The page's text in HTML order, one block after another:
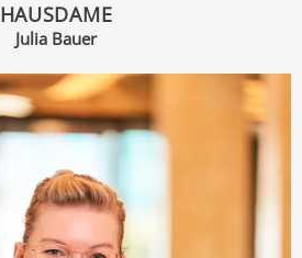
HAUSDAME
Julia Bauer